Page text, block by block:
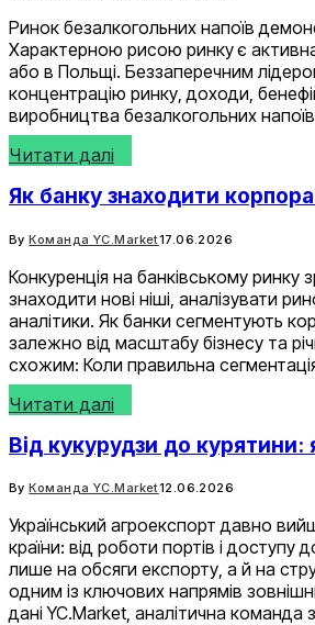
Ринок безалкогольних напоїв
Характерною рисою ринку є активна
або в Польщі. Беззаперечним
концентрацію ринку, доходи,
виробництва безалкогольних
Читати далі
Як банку знаходити
By Команда YC.Market17.06.2026
Конкуренція на банківському
знаходити нові ніші, аналізувати
аналітики. Як банки сегментують
залежно від масштабу бізнесу та
схожим: Коли правильна
Читати далі
Від кукурудзи до курятини:
By Команда YC.Market12.06.2026
Український агроекспорт давно
країни: від роботи портів і
лише на обсяги експорту, а й на
одним із ключових напрямів
дані YC.Market, аналітична команда